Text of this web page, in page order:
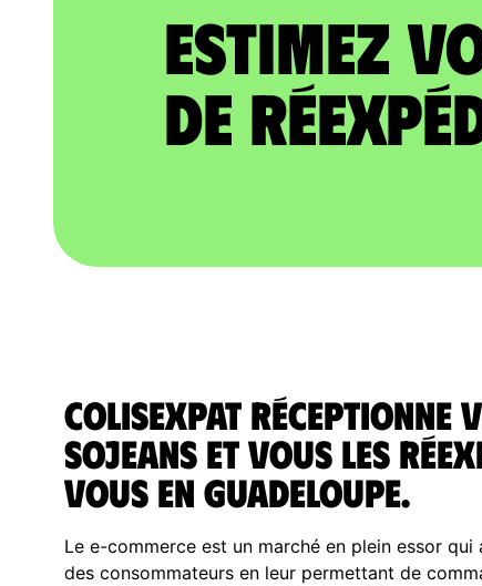
Estimez
de
ColisExpat réceptionne
SoJeans et vous les
vous en Guadeloupe.
Le e-commerce est un marché en plein essor
des consommateurs en leur permettant de